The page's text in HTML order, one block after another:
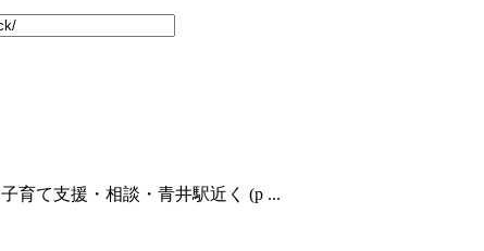
て支援・相談・青井駅近く (p ...